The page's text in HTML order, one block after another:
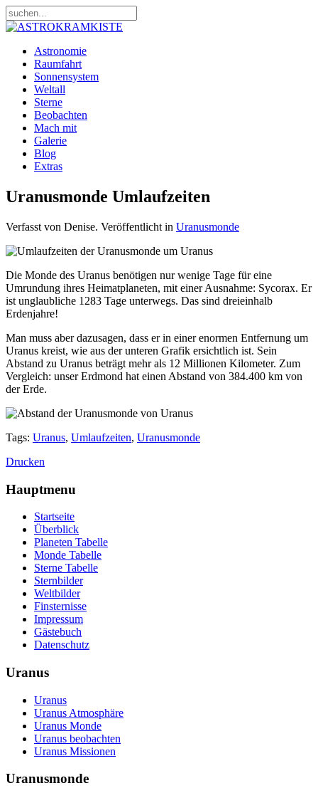
Astronomie
Raumfahrt
Sonnensystem
Weltall
Sterne
Beobachten
Mach mit
Galerie
Blog
Extras
Uranusmonde Umlaufzeiten
Verfasst von Denise. Veröffentlicht in Uranusmonde
Die Monde des Uranus benötigen nur wenige Tage für eine
Umrundung ihres Heimatplaneten, mit einer Ausnahme: Sycorax. Er
ist unglaubliche 1283 Tage unterwegs. Das sind dreieinhalb
Erdenjahre!
Man muss aber dazusagen, dass er in einer enormen Entfernung um
Uranus kreist, wie aus der unteren Grafik ersichtlich ist. Sein
Abstand zu Uranus beträgt mehr als 12 Millionen Kilometer. Zum
Vergleich: unser Erdmond hat einen Abstand von 384.400 km von
der Erde.
Tags: Uranus, Umlaufzeiten, Uranusmonde
Drucken
Hauptmenu
Startseite
Überblick
Planeten Tabelle
Monde Tabelle
Sterne Tabelle
Sternbilder
Weltbilder
Finsternisse
Impressum
Gästebuch
Datenschutz
Uranus
Uranus
Uranus Atmosphäre
Uranus Monde
Uranus beobachten
Uranus Missionen
Uranusmonde